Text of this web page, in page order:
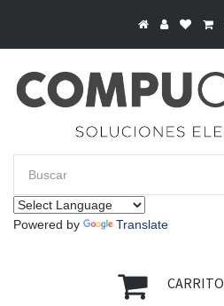
Powered by Translate
CARRITO